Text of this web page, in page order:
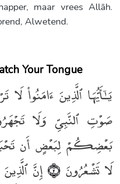
maar vrees Allāh.
Alwetend.
Your Tongue
يَـٰٓأَيُّهَا ٱلَّذِينَ ءَامَنُوا۟
صَوْتِ ٱلنَّبِىِّ وَلَا
بَعْضِكُمْ لِبَعْضٍ أَن
لَا تَشْعُرُونَ﴿٢﴾
إِنَّ